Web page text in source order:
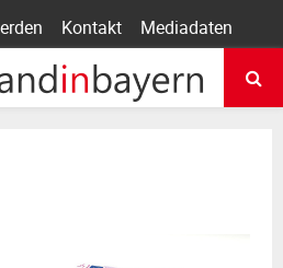
Kontakt Mediadaten